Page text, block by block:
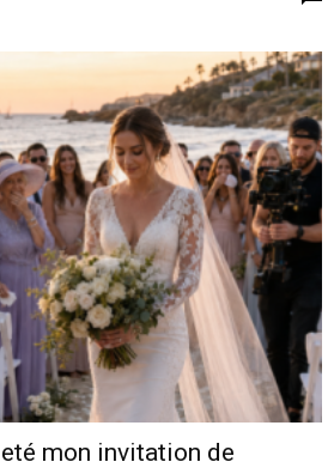
mon invitation de